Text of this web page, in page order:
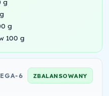
g
g
100 g
6 ZBALANSOWANY